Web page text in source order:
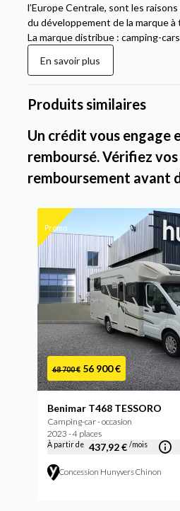
l’Europe Centrale, sont les
du développement de la marque à
La marque distribue : camping-
En savoir plus
Produits similaires
Un crédit vous engage
remboursé. Vérifiez
remboursement avant
Promo
68 700 € 56 900 €
Benimar T468 TESSORO
Camping-car - occasion
2023 - 4 places
À partir de 437,92 € /mois
Concession Hunyvers Chinon